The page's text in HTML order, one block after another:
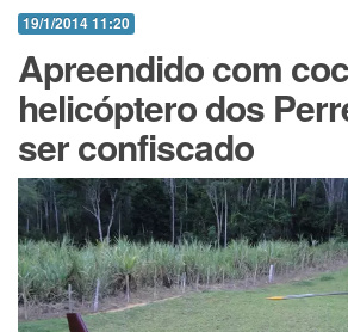
19/1/2014 11:20
Apreendido com
helicóptero dos
ser confiscado